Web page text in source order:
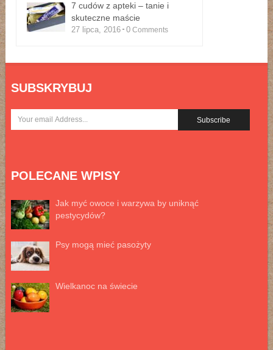
7 cudów z apteki – tanie i
skuteczne maście
27 lipca, 2016 0 Comments
SUBSKRYBUJ
POLECANE WPISY
Jak myć owoce i warzywa by uniknąć
pestycydów?
Psy mogą mieć pasożyty
Wielkanoc na świecie